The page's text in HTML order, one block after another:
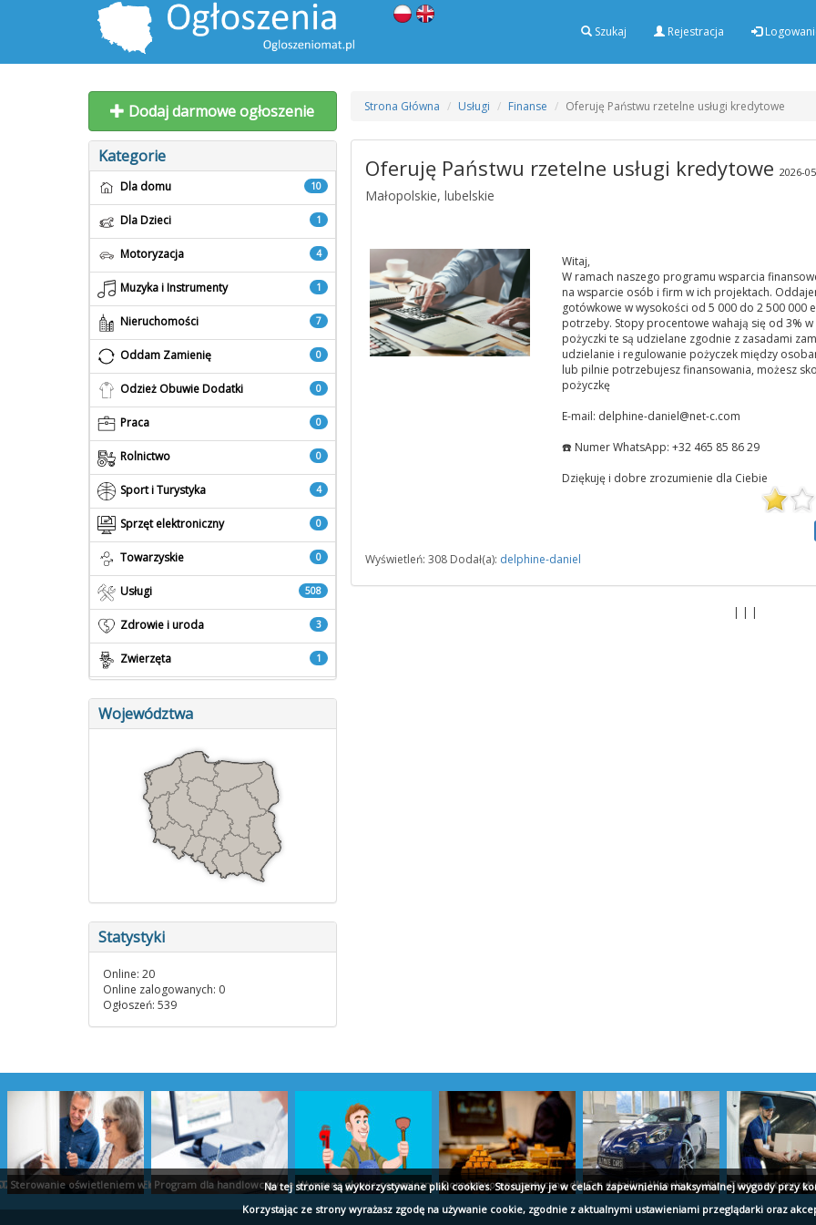
Szukaj Rejestracja
Dodaj darmowe ogłoszenie
Kategorie
10
Dla domu
1
Dla Dzieci
4
Motoryzacja
1
Muzyka i Instrumenty
7
Nieruchomości
0
Oddam Zamienię
0
Odzież Obuwie Dodatki
0
Praca
0
Rolnictwo
4
Sport i Turystyka
0
Sprzęt elektroniczny
0
Towarzyskie
508
Usługi
3
Zdrowie i uroda
1
Zwierzęta
Województwa
Statystyki
Online: 20
Online zalogowanych: 0
Ogłoszeń: 539
Strona Główna Usługi Finanse Oferuję Państwu rzetelne usługi kredytowe
Oferuję Państwu rzetelne usługi kredytowe 2026-
Małopolskie, lubelskie
Witaj,
W ramach naszego programu wsparcia
na wsparcie osób i firm w ich projektach.
gotówkowe w wysokości od 5 000 do 2 500
potrzeby. Stopy procentowe wahają się od 3%
pożyczki te są udzielane zgodnie z zasadami
udzielanie i regulowanie pożyczek między
lub pilnie potrzebujesz finansowania, możesz
pożyczkę
E-mail: delphine-daniel@net-c.com
☎️ Numer WhatsApp: +32 465 85 86 29
Dziękuję i dobre zrozumienie dla Ciebie
Wyświetleń: 308 Dodał(a): delphine-daniel
| | |
PROJEKTAUDYT RAPORTY EKOEXPERT BIAŁYSTOK
Sterowanie oświetleniem w domu - ropam.com.pl
Program dla handlowców - ekspert.bizWymiana głowic ceramicznych w baterii Kraków - hydraulikwkrakow.pl
Doradztwo energetyczne dla firm - marekdylak.pl
Car detailing Wrocław - ultimatecars.pl
Transport
Na tej stronie są wykorzystywane pliki cookies. Stosujemy je w celach zapewnienia maksymalnej wygody przy
Korzystając ze strony wyrażasz zgodę na używanie cookie, zgodnie z aktualnymi ustawieniami przeglądarki oraz